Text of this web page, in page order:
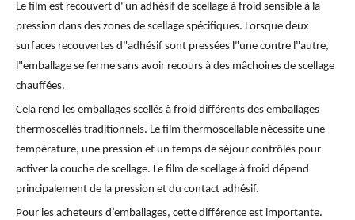
Le film est recouvert d"un adhésif de scellage à froid sensible à la
pression dans des zones de scellage spécifiques. Lorsque deux
surfaces recouvertes d"adhésif sont pressées l"une contre l"autre,
l"emballage se ferme sans avoir recours à des mâchoires de scellage
chauffées.
Cela rend les emballages scellés à froid différents des emballages
thermoscellés traditionnels. Le film thermoscellable nécessite une
température, une pression et un temps de séjour contrôlés pour
activer la couche de scellage. Le film de scellage à froid dépend
principalement de la pression et du contact adhésif.
Pour les acheteurs d’emballages, cette différence est importante.